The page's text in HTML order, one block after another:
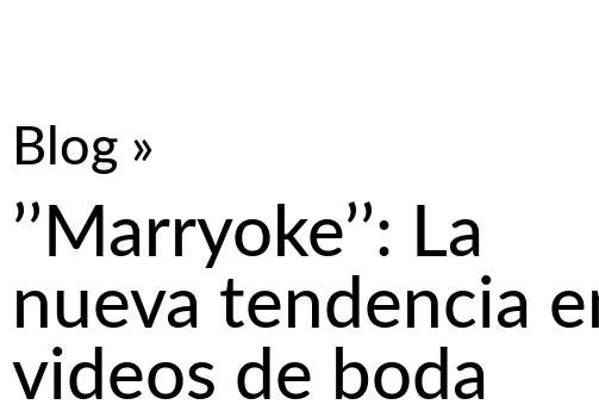
Blog »
’’Marryoke’’: La
nueva tendencia
videos de boda